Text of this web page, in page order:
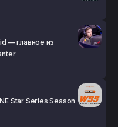
— главное из
Star Series Season